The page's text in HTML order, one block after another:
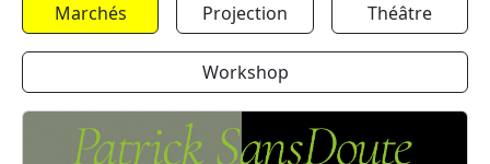
Marchés Projection Théâtre
Workshop